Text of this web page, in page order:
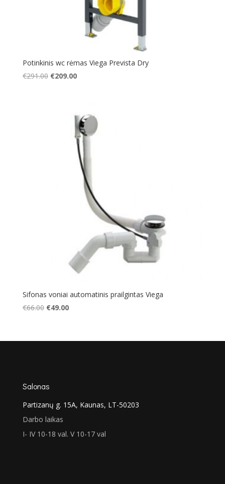
Potinkinis wc rėmas Viega Prevista Dry
€291.00 Original
€209.00Current
Sifonas voniai automatinis prailgintas Viega
€66.00 Original
€66.00.
€49.00Current
€49.00.
Salonas
Partizanų g. 15A, Kaunas, LT-50203
Darbo laikas
I- IV 10-18 val. V 10-17 val